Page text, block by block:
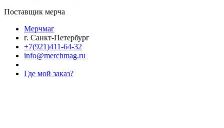
Поставщик мерча
Мерчмаг
г. Санкт-Петербург
+7(921)411-64-32
info@merchmag.ru
Где мой заказ?